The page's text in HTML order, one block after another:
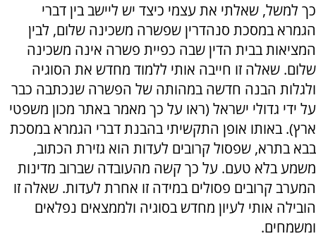
כך למשל, שאלתי את עצמי כיצד יש ליישב בין דברי
הגמרא במסכת סנהדרין שפשרה משכינה שלום, לבין
המציאות בבית הדין שבה כפיית פשרה אינה משכינה
שלום. שאלה זו חייבה אותי ללמוד מחדש את הסוגיה
ולגלות הבנה חדשה במהותה של הפשרה שנכתבה כבר
על ידי גדולי ישראל (ראו על כך מאמר באתר מכון משפטי
ארץ). באותו אופן התקשיתי בהבנת דברי הגמרא במסכת
בבא בתרא, שפסול קרובים לעדות הוא גזירת הכתוב,
משמע בלא טעם. על כך קשה מהעובדה שברוב מדינות
המערב קרובים פסולים במידה זו אחרת לעדות. שאלה זו
הובילה אותי לעיון מחדש בסוגיה ולממצאים נפלאים
ומשמחים.